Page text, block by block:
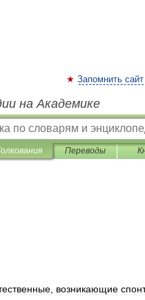
Запомнить сайт
на Академике
Переводы
возникающие